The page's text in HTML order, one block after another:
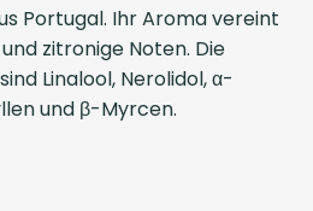
Portugal. Ihr Aroma vereint
zitronige Noten. Die
Linalool, Nerolidol, α-
und β-Myrcen.